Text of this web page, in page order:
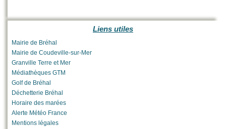
Liens utiles
Mairie de Bréhal
Mairie de Coudeville-sur-Mer
Granville Terre et Mer
Médiathèques GTM
Golf de Bréhal
Déchetterie Bréhal
Horaire des marées
Alerte Météo France
Mentions légales